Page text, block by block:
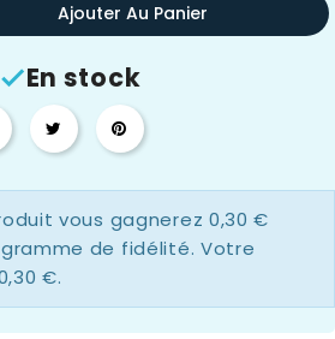
Ajouter Au Panier
En stock
vous gagnerez 0,30 €
de fidélité. Votre
€.